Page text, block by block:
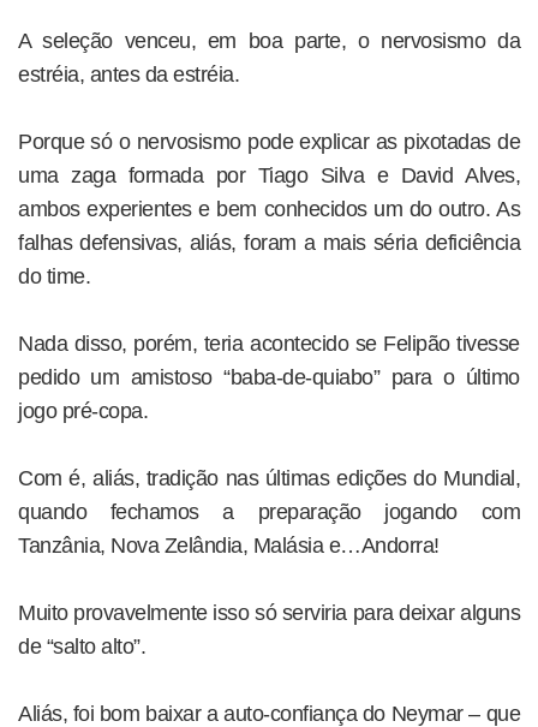
A seleção venceu, em boa parte, o nervosismo da
estréia, antes da estréia.
Porque só o nervosismo pode explicar as pixotadas de
uma zaga formada por Tiago Silva e David Alves,
ambos experientes e bem conhecidos um do outro. As
falhas defensivas, aliás, foram a mais séria deficiência
do time.
Nada disso, porém, teria acontecido se Felipão tivesse
pedido um amistoso “baba-de-quiabo” para o último
jogo pré-copa.
Com é, aliás, tradição nas últimas edições do Mundial,
quando fechamos a preparação jogando com
Tanzânia, Nova Zelândia, Malásia e…Andorra!
Muito provavelmente isso só serviria para deixar alguns
de “salto alto”.
Aliás, foi bom baixar a auto-confiança do Neymar – que